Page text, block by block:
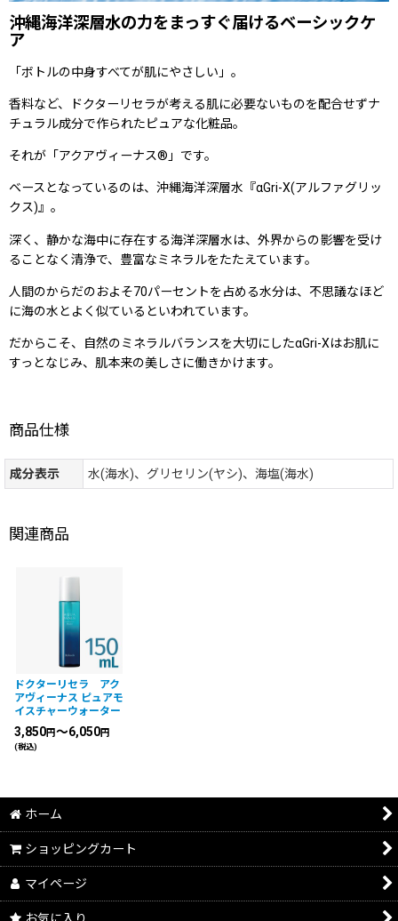
沖縄海洋深層水の力をまっすぐ届けるベーシックケ
ア
「ボトルの中身すべてが肌にやさしい」。
香料など、ドクターリセラが考える肌に必要ないものを配合せずナ
チュラル成分で作られたピュアな化粧品。
それが「アクアヴィーナス®」です。
ベースとなっているのは、沖縄海洋深層水『αGri-X(アルファグリッ
クス)』。
深く、静かな海中に存在する海洋深層水は、外界からの影響を受け
ることなく清浄で、豊富なミネラルをたたえています。
人間のからだのおよそ70パーセントを占める水分は、不思議なほど
に海の水とよく似ているといわれています。
だからこそ、自然のミネラルバランスを大切にしたαGri-Xはお肌に
すっとなじみ、肌本来の美しさに働きかけます。
商品仕様
成分表示 水(海水)、グリセリン(ヤシ)、海塩(海水)
関連商品
ドクターリセラ アク
アヴィーナス ピュアモ
イスチャーウォーター
3,850円～6,050円
(税込)
ホーム
ショッピングカート
マイページ